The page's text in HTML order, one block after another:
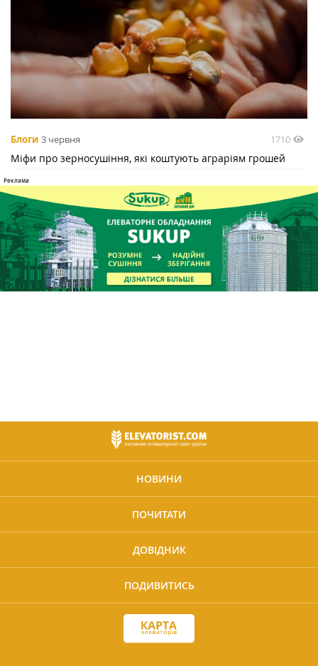
Блоги 3 червня 1710
Міфи про зерносушіння, які коштують аграріям грошей
НОВИНИ
ПОЧИТАТИ
ДОВІДНИК
ПОДИВИТИСЬ